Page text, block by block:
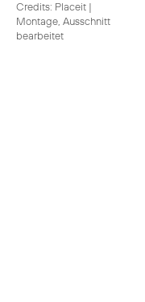
Credits: Placeit |
Montage, Ausschnitt
bearbeitet